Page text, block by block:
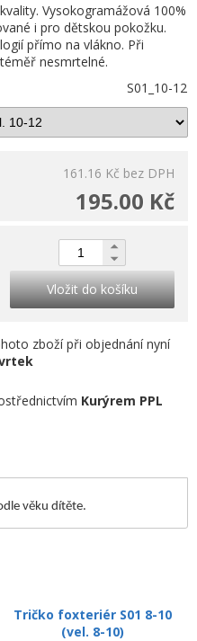
Vysokogramážová 100%
i pro dětskou pokožku.
přímo na vlákno. Při
nesmrtelné.
S01_10-12
161.16 Kč bez DPH
195.00 Kč
Vložit do košíku
zboží při objednání nyní
Kurýrem PPL
věku dítěte.
Tričko foxteriér S01 8-10
(vel. 8-10)